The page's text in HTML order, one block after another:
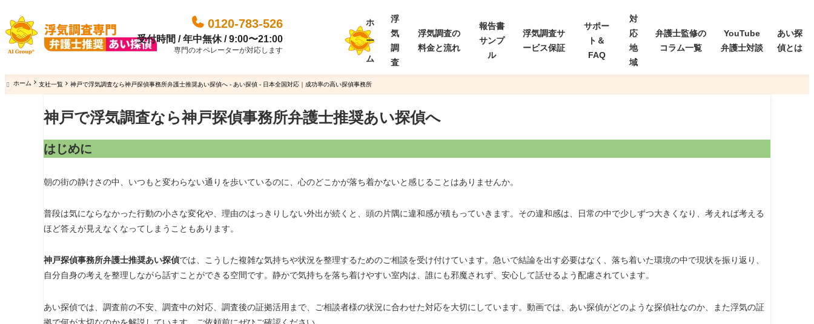
0120-783-526
受付時間 / 年中無休 / 9:00〜21:00
専門のオペレーターが対応します
ホ
ー
ム
浮
気
調
査
浮気調査の
料金と流れ
報告書
サンプ
ル
浮気調査サ
ービス保証
サポー
ト＆
FAQ
対
応
地
域
弁護士監修の
コラム一覧
YouTube
弁護士対談
あい探
偵とは
 ホーム 支社一覧 神戸で浮気調査なら神戸探偵事務所弁護士推奨あい探偵へ - あい探偵 - 日本全国対応｜成功率の高い探偵事務所
神戸で浮気調査なら神戸探偵事務所弁護士推奨あい探偵へ
はじめに
朝の街の静けさの中、いつもと変わらない通りを歩いているのに、心のどこかが落ち着かないと感じることはありませんか。
普段は気にならなかった行動の小さな変化や、理由のはっきりしない外出が続くと、頭の片隅に違和感が積もっていきます。その違和感は、日常の中で少しずつ大きくなり、考えれば考える
ほど答えが見えなくなってしまうこともあります。
神戸探偵事務所弁護士推奨あい探偵では、こうした複雑な気持ちや状況を整理するためのご相談を受け付けています。急いで結論を出す必要はなく、落ち着いた環境の中で現状を振り返り、
自分自身の考えを整理しながら話すことができる空間です。静かで気持ちを落ち着けやすい室内は、誰にも邪魔されず、安心して話せるよう配慮されています。
あい探偵では、調査前の不安、調査中の対応、調査後の証拠活用まで、ご相談者様の状況に合わせた対応を大切にしています。動画では、あい探偵がどのような探偵社なのか、また浮気の証